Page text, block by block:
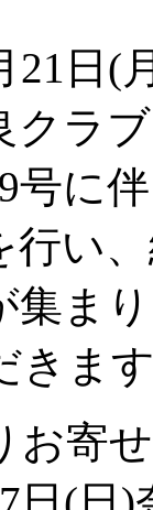
21日(
クラ
号に
行い
集ま
きま
お寄